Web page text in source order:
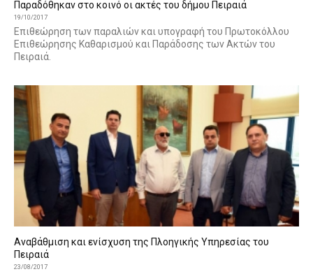
Παραδόθηκαν στο κοινό οι ακτές του δήμου Πειραιά
19/10/2017
Επιθεώρηση των παραλιών και υπογραφή του Πρωτοκόλλου
Επιθεώρησης Καθαρισμού και Παράδοσης των Ακτών του
Πειραιά.
Αναβάθμιση και ενίσχυση της Πλοηγικής Υπηρεσίας του
Πειραιά
23/08/2017